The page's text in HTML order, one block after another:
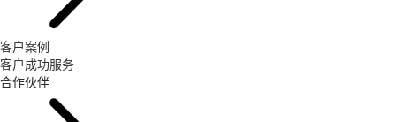
客户案例
客户成功服务
合作伙伴